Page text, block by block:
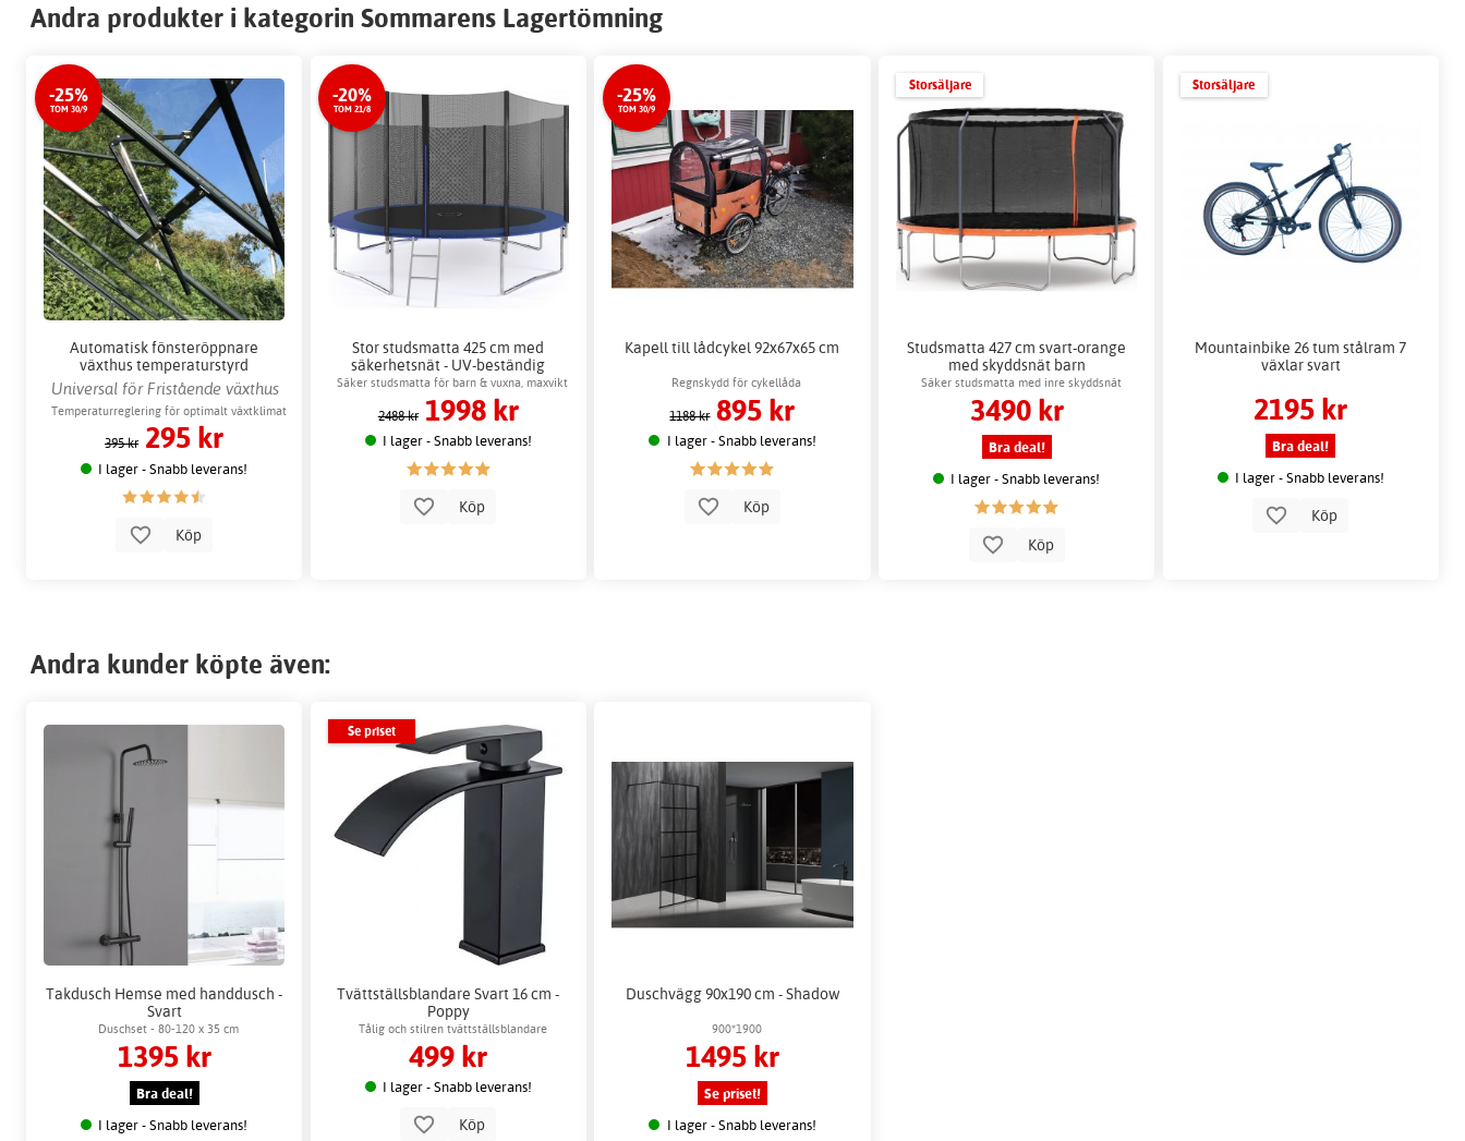
Andra produkter i kategorin Sommarens Lagertömning
-25%
TOM 30/9
Automatisk fönsteröppnare
växthus temperaturstyrd
ventilation
Universal för Fristående växthus
Temperaturreglering för optimalt växtklimat
395 kr 295 kr
I lager - Snabb leverans!
Köp
-20%
TOM 21/8
Stor studsmatta 425 cm med
säkerhetsnät - UV-beständig
Säker studsmatta för barn & vuxna, maxvikt
150 kg
2488 kr 1998 kr
I lager - Snabb leverans!
Köp
-25%
TOM 30/9
Kapell till lådcykel 92x67x65 cm
Regnskydd för cykellåda
1188 kr 895 kr
I lager - Snabb leverans!
Köp
Storsäljare
Studsmatta 427 cm svart-orange
med skyddsnät barn
Säker studsmatta med inre skyddsnät
3490 kr
Bra deal!
I lager - Snabb leverans!
Köp
Storsäljare
Mountainbike 26 tum stålram 7
växlar svart
2195 kr
Bra deal!
I lager - Snabb leverans!
Köp
Andra kunder köpte även:
Takdusch Hemse med handdusch -
Svart
Duschset - 80-120 x 35 cm
1395 kr
Bra deal!
I lager - Snabb leverans!
Se priset
Tvättställsblandare Svart 16 cm -
Poppy
Tålig och stilren tvättställsblandare
499 kr
I lager - Snabb leverans!
Köp
Duschvägg 90x190 cm - Shadow
900*1900
1495 kr
Se priset!
I lager - Snabb leverans!